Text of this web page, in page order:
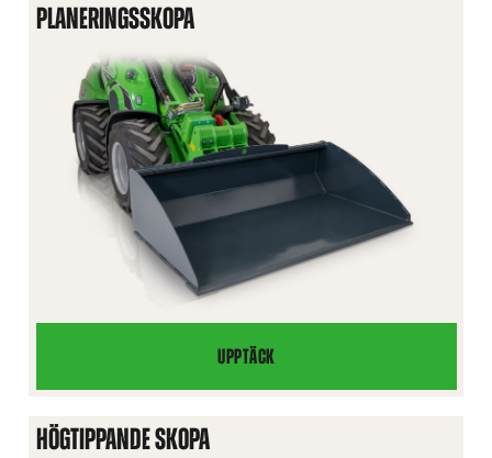
PLANERINGSSKOPA
UPPTÄCK
PLANERINGSSKOPA
HÖGTIPPANDE SKOPA